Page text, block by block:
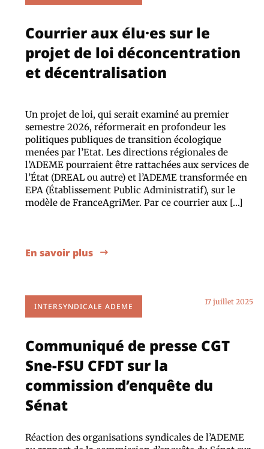
Courrier aux élu·es sur le
projet de loi déconcentration
et décentralisation
Un projet de loi, qui serait examiné au premier
semestre 2026, réformerait en profondeur les
politiques publiques de transition écologique
menées par l’Etat. Les directions régionales de
l’ADEME pourraient être rattachées aux services de
l’État (DREAL ou autre) et l’ADEME transformée en
EPA (Établissement Public Administratif), sur le
modèle de FranceAgriMer. Par ce courrier aux […]
En savoir plus
INTERSYNDICALE ADEME 17 juillet 2025
Communiqué de presse CGT
Sne-FSU CFDT sur la
commission d’enquête du
Sénat
Réaction des organisations syndicales de l’ADEME